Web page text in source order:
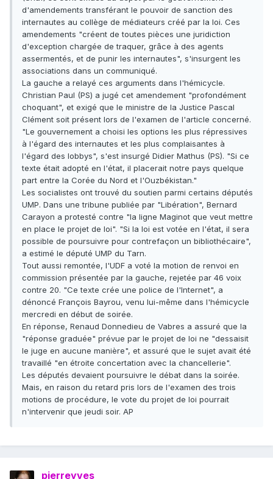
d'amendements transférant le pouvoir de sanction des
internautes au collège de médiateurs créé par la loi. Ces
amendements "créent de toutes pièces une juridiction
d'exception chargée de traquer, grâce à des agents
assermentés, et de punir les internautes", s'insurgent les
associations dans un communiqué.
La gauche a relayé ces arguments dans l'hémicycle.
Christian Paul (PS) a jugé cet amendement "profondément
choquant", et exigé que le ministre de la Justice Pascal
Clément soit présent lors de l'examen de l'article concerné.
"Le gouvernement a choisi les options les plus répressives
à l'égard des internautes et les plus complaisantes à
l'égard des lobbys", s'est insurgé Didier Mathus (PS). "Si ce
texte était adopté en l'état, il placerait notre pays quelque
part entre la Corée du Nord et l'Ouzbékistan."
Les socialistes ont trouvé du soutien parmi certains députés
UMP. Dans une tribune publiée par "Libération", Bernard
Carayon a protesté contre "la ligne Maginot que veut mettre
en place le projet de loi". "Si la loi est votée en l'état, il sera
possible de poursuivre pour contrefaçon un bibliothécaire",
a estimé le député UMP du Tarn.
Tout aussi remontée, l'UDF a voté la motion de renvoi en
commission présentée par la gauche, rejetée par 46 voix
contre 20. "Ce texte crée une police de l'Internet", a
dénoncé François Bayrou, venu lui-même dans l'hémicycle
mercredi en début de soirée.
En réponse, Renaud Donnedieu de Vabres a assuré que la
"réponse graduée" prévue par le projet de loi ne "dessaisit
le juge en aucune manière", et assuré que le sujet avait été
travaillé "en étroite concertation avec la chancellerie".
Les députés devaient poursuivre le débat dans la soirée.
Mais, en raison du retard pris lors de l'examen des trois
motions de procédure, le vote du projet de loi pourrait
n'intervenir que jeudi soir. AP
pierreyves